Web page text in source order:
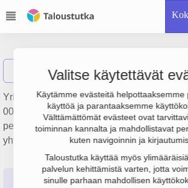
Valitse käytettävät
Käytämme evästeitä helpottaaksemme
käyttöä ja parantaaksemme
Välttämättömät evästeet ovat
toiminnan kannalta ja mahdollistavat
kuten navigoinnin ja
Taloustutka käyttää myös
palvelun kehittämistä varten, jotta
sinulle parhaan mahdollisen
Näytä haku Selboat
Yrityksen Selboat Oy liikevaihto on 620 000
000 €. Sen päätoimiala on Siviilialusten
perustamisvuosi 1978 ja sijainti Helsinki.
yhtiömuoto Osakeyhtiö (OY).
Perustiedot Tilinpäätösluvut